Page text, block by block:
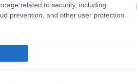
related to security, including
prevention, and other user protection.